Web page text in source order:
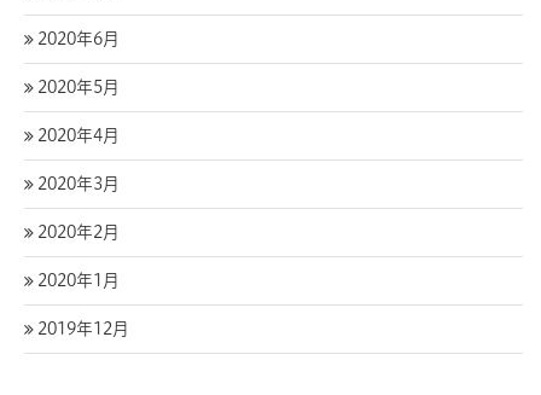
2020年6月
2020年5月
2020年4月
2020年3月
2020年2月
2020年1月
2019年12月